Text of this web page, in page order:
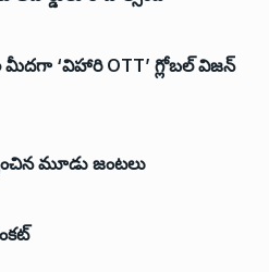
మీదగా ‘విహారి OTT’ గ్లోబల్ విజన్
మూడు జంటలు